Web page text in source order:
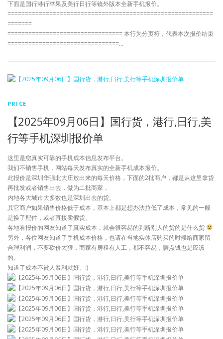
下面是国行港行苹果及美行日行等镜外版本全新手机报价。
===========================================================
=======
================================= 本行为分页符，代表本次报价结束
================================…
PRICE
【2025年09月06日】国行货，港行,日行,美
行等手机深圳报价单
这里是您真实可靠的手机成本信息发布平台。
我们不销售手机，网站每天发布真实的全新手机成本报价。
此报价是深圳华强北大庄放出来的每天价格，下面的2批商户，都是从这里拿货
再批发或者销售出去，做为二批商家，
内地各大城市大多数也是深圳出去的货。
其它商户如果销售价格低于成本，基本上都是想办法拉低了成本，常见的一般
是换了配件，或者直接卖假货。
各地看报价的网友知道了真实成本，就会很容易的判断别人的货的是什么货
另外，各位网友知道了手机成本价格，也请在当地实体店购买的时候给商家留
合理利润，不要砍价太狠，商家有房租有人工，都不容易，赚点钱也是应该
的。
知道了成本不被人暴利就好。:)